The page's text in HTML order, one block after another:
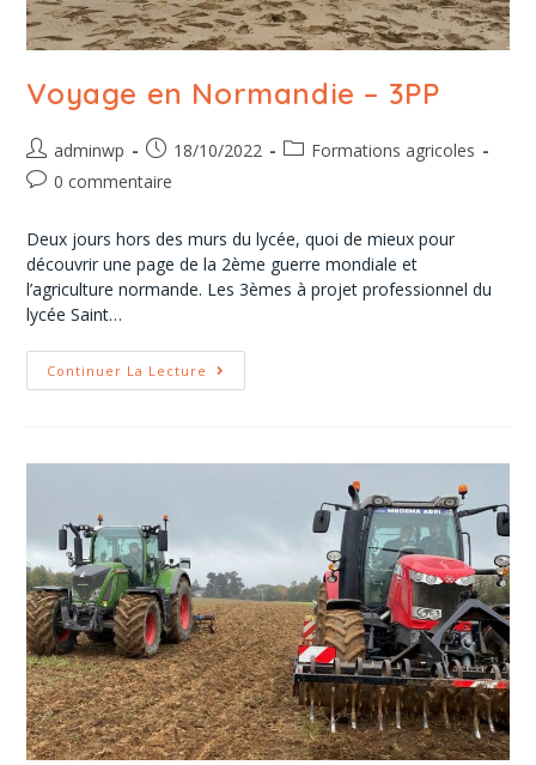
Voyage en Normandie – 3PP
adminwp 18/10/2022
Formations agricoles
0 commentaire
Deux jours hors des murs du lycée, quoi de mieux pour
découvrir une page de la 2ème guerre mondiale et
l’agriculture normande. Les 3èmes à projet professionnel du
lycée Saint…
Continuer La Lecture